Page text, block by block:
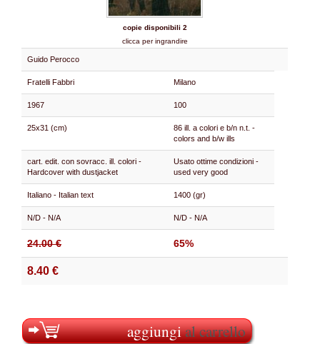
copie disponibili 2
clicca per ingrandire
Guido Perocco
Fratelli Fabbri Milano
1967 100
25x31 (cm)
86 ill. a colori e b/n n.t. -
colors and b/w ills
cart. edit. con sovracc. ill. colori -
Hardcover with dustjacket
Usato ottime condizioni -
used very good
Italiano - Italian text 1400 (gr)
N/D - N/A N/D - N/A
24.00 € 65%
8.40 €
aggiungial carrello